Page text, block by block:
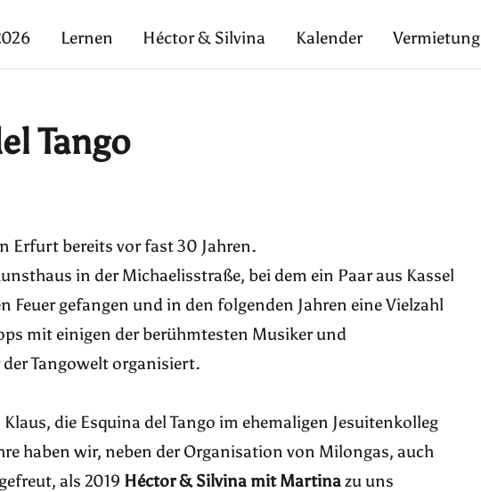
Lernen Héctor & Silvina Kalender Vermietung
Tango
Erfurt bereits vor fast 30 Jahren.
in der Michaelisstraße, bei dem ein Paar aus Kassel
Feuer gefangen und in den folgenden Jahren eine Vielzahl
mit einigen der berühmtesten Musiker und
Tangowelt organisiert.
die Esquina del Tango im ehemaligen Jesuitenkolleg
haben wir, neben der Organisation von Milongas, auch
als 2019 Héctor & Silvina mit Martinazu uns